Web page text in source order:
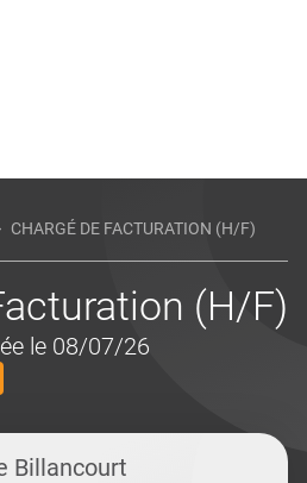
CHARGÉ DE FACTURATION (H/F)
(H/F)
le 08/07/26
Billancourt